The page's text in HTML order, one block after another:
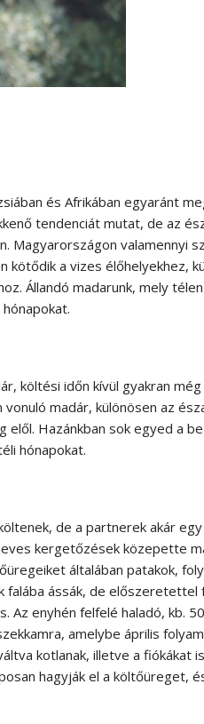
és Afrikában egyaránt
tendenciát mutat, de az
Magyarországon valamennyi
kötődik a vizes élőhelyekhez,
Állandó madarunk, mely
költési időn kívül gyakran
madár, különösen az
elől. Hazánkban sok egyed a
hónapokat.
de a partnerek akár
kergetőzések közepette
általában patakok,
falába ássák, de előszeretettel
Az enyhén felfelé haladó, kb.
amelybe április
kotlanak, illetve a fiókákat
hagyják el a költőüreget,